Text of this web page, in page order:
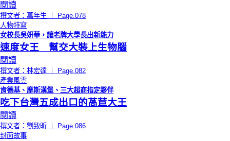
閱讀
撰文者：萬年生 ｜ Page.078
人物特寫
女校長吳妍華，讓老牌大學長出新能力
速度女王 幫交大裝上生物腦
閱讀
撰文者：林宏達 ｜ Page.082
產業風雲
肯德基、摩斯漢堡、三大超商指定夥伴
吃下台灣五成出口的萵苣大王
閱讀
撰文者：劉致昕 ｜ Page.086
封面故事